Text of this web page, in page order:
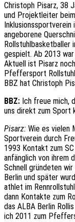
Christoph Pisarz, 38
und Projektleiter
angeborene
Rollstuhlbasketballer
gespielt. Ab 2013
Aktuell ist Pisarz
Pfeffersport
BBZ hat Christoph
BBZ: Ich freue mich,
uns direkt zum Sport
Pisarz: Wie es vielen
Sportverein durch
1993 Kontakt zum
anfänglich von ihrem
Schnell gründeten
Berlin und später
athlet im
dann Kontakte zum
das ALBA Berlin
ich 2011 zum